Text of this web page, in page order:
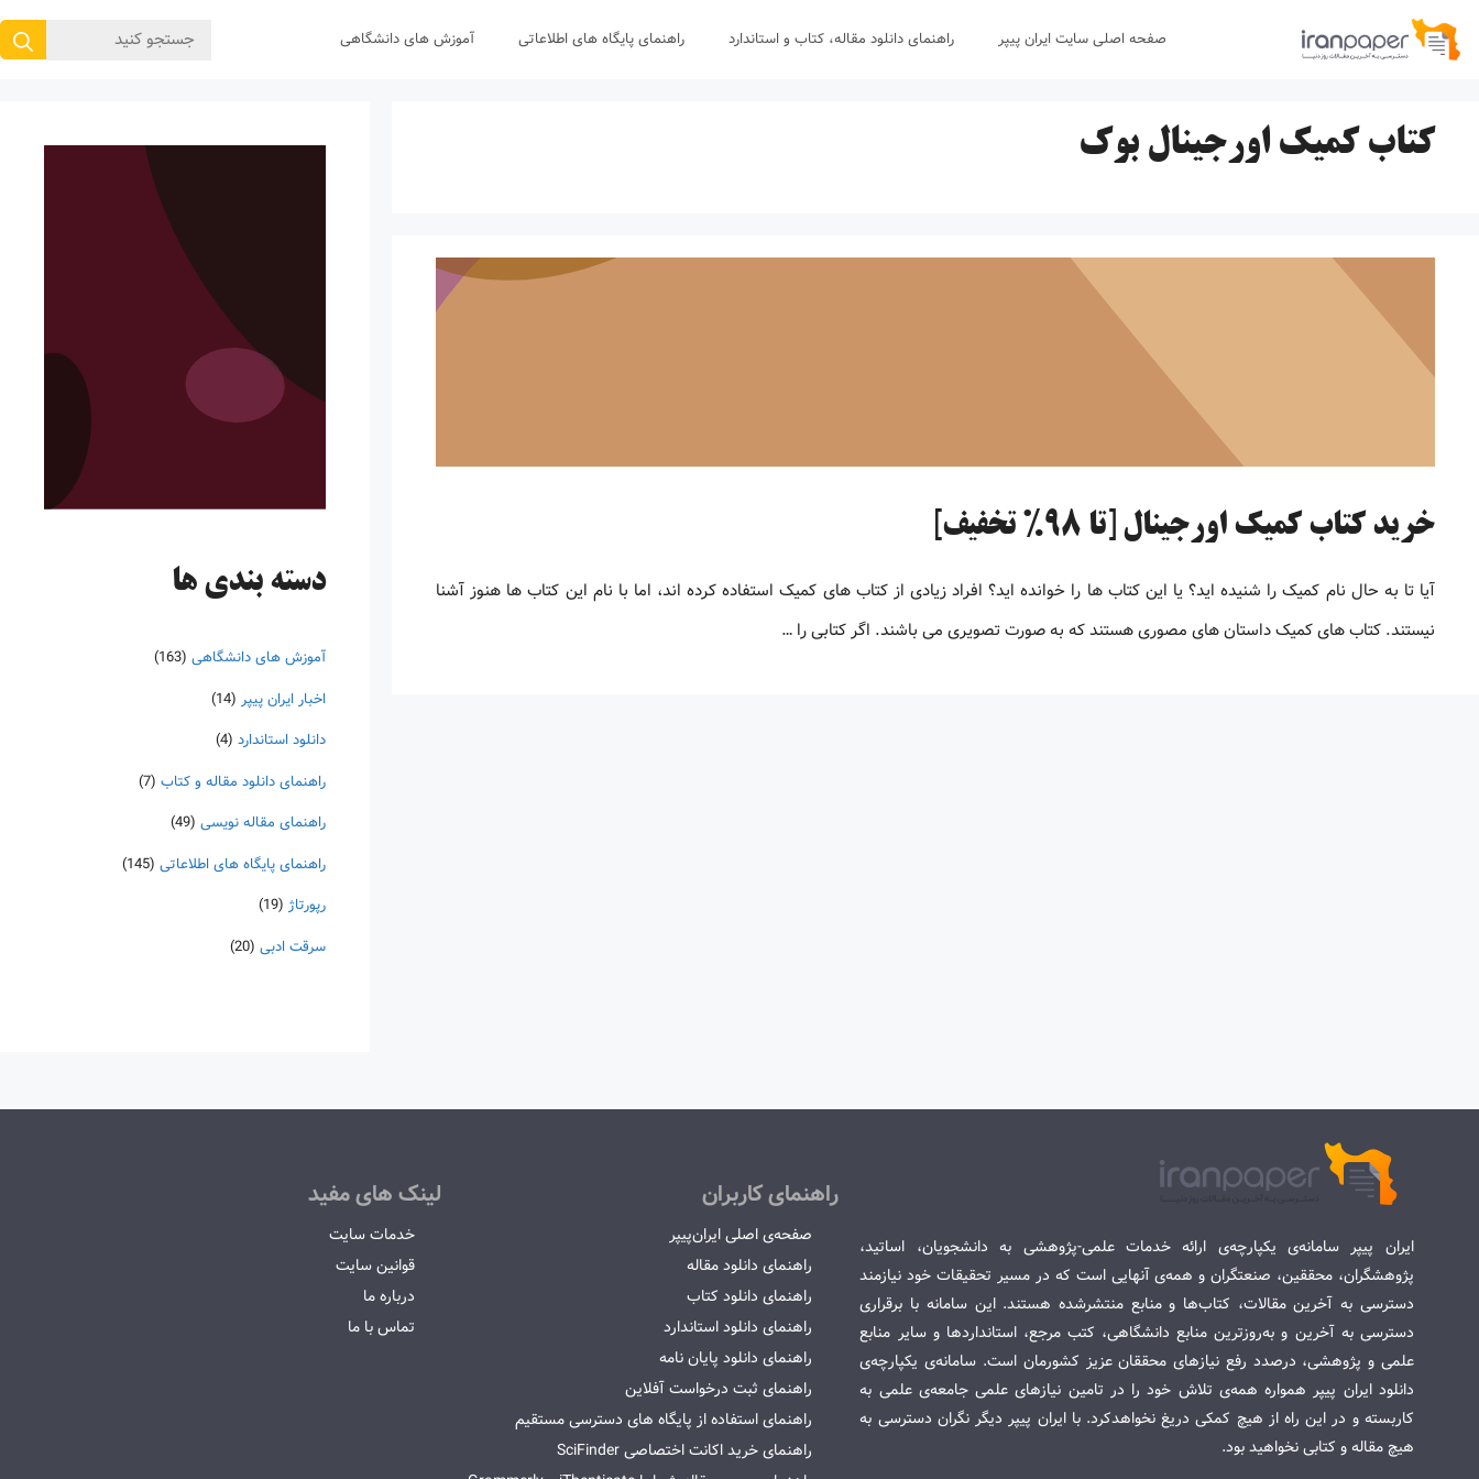
پرش
صفحه اصلی سایت ایران پیپر راهنمای دانلود مقاله، کتاب و استاندارد راهنمای پایگاه های اطلاعاتی آموزش های دانشگاهی
جستجوی
کتاب کمیک اورجینال بوک
خرید کتاب کمیک اورجینال [تا 98% تخفیف]
آیا تا به حال نام کمیک را شنیده اید؟ یا این کتاب ها را خوانده اید؟ افراد زیادی از کتاب های کمیک استفاده کرده اند، اما با نام این کتاب ها هنوز آشنا
نیستند. کتاب های کمیک داستان های مصوری هستند که به صورت تصویری می باشند. اگر کتابی را …
دسته‌ بندی ها
آموزش های دانشگاهی (163)
اخبار ایران پیپر (14)
دانلود استاندارد (4)
راهنمای دانلود مقاله و کتاب (7)
راهنمای مقاله نویسی (49)
راهنمای پایگاه های اطلاعاتی (145)
رپورتاژ (19)
سرقت ادبی (20)
ایران پیپر سامانه‌ی یکپارچه‌ی ارائه خدمات علمی-پژوهشی به دانشجویان، اساتید،
پژوهشگران، محققین، صنعتگران و همه‌ی آنهایی است که در مسیر تحقیقات خود نیازمند
دسترسی به آخرین مقالات، کتاب‌ها و منابع منتشرشده هستند. این سامانه با برقراری
دسترسی به آخرین و به‌روزترین منابع دانشگاهی، کتب مرجع، استانداردها و سایر منابع
علمی و پژوهشی، درصدد رفع نیازهای محققان عزیز کشورمان است. سامانه‌ی یکپارچه‌ی
دانلود ایران پیپر همواره همه‌ی تلاش خود را در تامین نیازهای علمی جامعه‌ی علمی به
کاربسته و در این راه از هیچ کمکی دریغ نخواهدکرد. با ایران پیپر دیگر نگران دسترسی به
هیچ مقاله و کتابی نخواهید بود.
راهنمای کاربران
صفحه‌ی اصلی ایران‌پیپر
راهنمای دانلود مقاله
راهنمای دانلود کتاب
راهنمای دانلود استاندارد
راهنمای دانلود پایان نامه
راهنمای ثبت درخواست آفلاین
راهنمای استفاده از پایگاه های دسترسی مستقیم
راهنمای خرید اکانت اختصاصی SciFinder
لینک های مفید
خدمات سایت
قوانین سایت
درباره ما
تماس با ما